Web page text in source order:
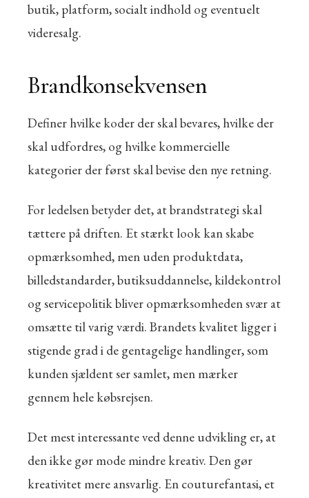
butik, platform, socialt indhold og eventuelt
videresalg.
Brandkonsekvensen
Definer hvilke koder der skal bevares, hvilke der
skal udfordres, og hvilke kommercielle
kategorier der først skal bevise den nye retning.
For ledelsen betyder det, at brandstrategi skal
tættere på driften. Et stærkt look kan skabe
opmærksomhed, men uden produktdata,
billedstandarder, butiksuddannelse, kildekontrol
og servicepolitik bliver opmærksomheden svær at
omsætte til varig værdi. Brandets kvalitet ligger i
stigende grad i de gentagelige handlinger, som
kunden sjældent ser samlet, men mærker
gennem hele købsrejsen.
Det mest interessante ved denne udvikling er, at
den ikke gør mode mindre kreativ. Den gør
kreativitet mere ansvarlig. En couturefantasi, et